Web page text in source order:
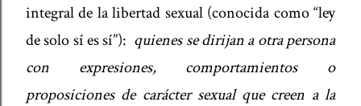
integral de la libertad sexual (conocida como “ley
de solo sí es sí”): quienes se dirijan a otra persona
con expresiones, comportamientos o
proposiciones de carácter sexual que creen a la